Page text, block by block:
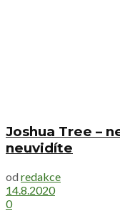
Joshua Tree –
neuvidíte
od redakce
14.8.2020
0